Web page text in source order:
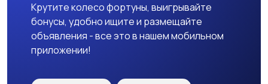
Крутите колесо фортуны, выигрывайте
бонусы, удобно ищите и размещайте
объявления - все это в нашем мобильном
приложении!